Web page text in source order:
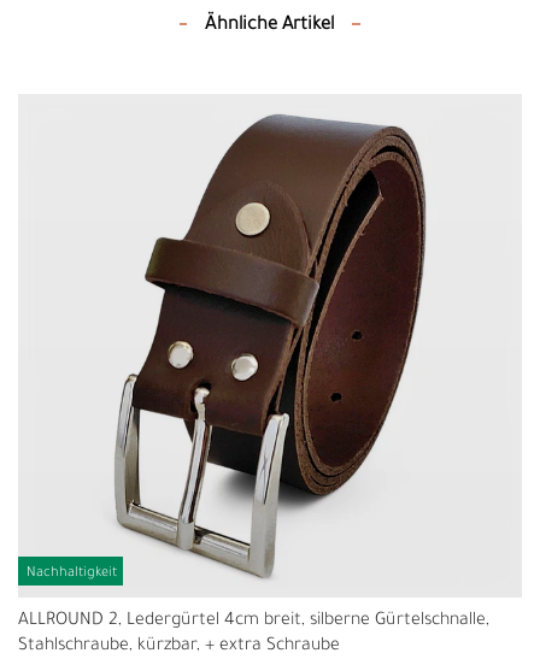
Ähnliche Artikel
Nachhaltigkeit
ALLROUND 2, Ledergürtel 4cm breit, silberne Gürtelschnalle,
Stahlschraube, kürzbar, + extra Schraube